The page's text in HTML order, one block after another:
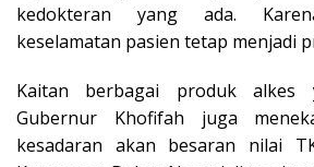
kedokteran yang ada.
keselamatan pasien tetap menjadi
Kaitan berbagai produk alkes
Gubernur Khofifah juga
kesadaran akan besaran nilai